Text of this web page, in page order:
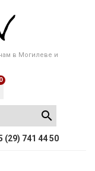
в Могилеве и
0
(29) 741 44 50